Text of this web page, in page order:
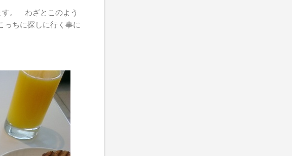
す。 わざとこのよう
ちに探しに行く事に